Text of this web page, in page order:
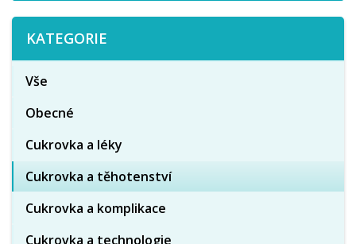
KATEGORIE
Vše
Obecné
Cukrovka a léky
Cukrovka a těhotenství
Cukrovka a komplikace
Cukrovka a technologie